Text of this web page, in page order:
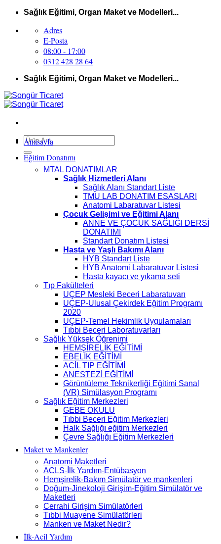
İçeriğeSağlık Eğitimi, Organ Maket ve Modelleri...
Adres
E-Posta
08:00 - 17:00
0312 428 28 64
Sağlık Eğitimi, Organ Maket ve Modelleri...
Ara:
Anasayfa
Eğitim Donatımı
MTAL DONATIMLAR
Sağlık Hizmetleri Alanı
Sağlık Alanı Standart Liste
TMU LAB DONATIM ESASLARI
Anatomi Labaratuvar Listesi
Çocuk Gelişimi ve Eğitimi Alanı
ANNE VE ÇOCUK SAĞLIĞI DERSİ
DONATIMI
Standart Donatım Listesi
Hasta ve Yaşlı Bakımı Alanı
HYB Standart Liste
HYB Anatomi Labaratuvar Listesi
Hasta kayacı ve yıkama seti
Tıp Fakülteleri
UÇEP Mesleki Beceri Labaratuvarı
UÇEP-Ulusal Çekirdek Eğitim Programı
2020
UÇEP-Temel Hekimlik Uygulamaları
Tıbbi Beceri Laboratuvarları
Sağlık Yüksek Öğrenimi
HEMŞİRELİK EĞİTİMİ
EBELİK EĞİTİMİ
ACİL TIP EĞİTİMİ
ANESTEZİ EĞİTİMİ
Görüntüleme Teknikerliği Eğitimi Sanal
(VR) Simülasyon Programı
Sağlık Eğitim Merkezleri
GEBE OKULU
Tıbbi Beceri Eğitim Merkezleri
Halk Sağlığı eğitim Merkezleri
Çevre Sağlığı Eğitim Merkezleri
Maket ve Mankenler
Anatomi Maketleri
ACLS-İlk Yardım-Entübasyon
Hemşirelik-Bakım Simülatör ve mankenleri
Doğum-Jinekoloji Girişim-Eğitim Simülatör ve
Maketleri
Cerrahi Girişim Simülatörleri
Tıbbi Muayene Simülatörleri
Manken ve Maket Nedir?
İlk-Acil Yardım